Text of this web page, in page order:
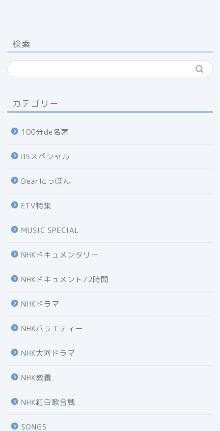
検索
カテゴリー
100分de名著
BSスペシャル
Dearにっぽん
ETV特集
MUSIC SPECIAL
NHKドキュメンタリー
NHKドキュメント72時間
NHKドラマ
NHKバラエティー
NHK大河ドラマ
NHK教養
NHK紅白歌合戦
SONGS